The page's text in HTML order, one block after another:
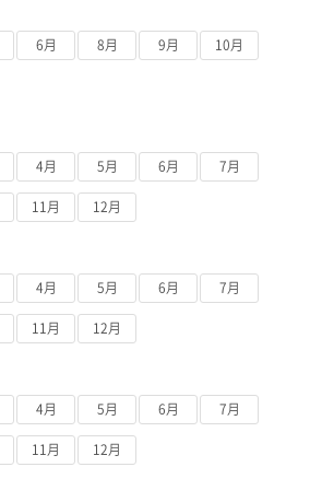
6月 8月 9月 10月
4月 5月 6月 7月
11月 12月
4月 5月 6月 7月
11月 12月
4月 5月 6月 7月
11月 12月